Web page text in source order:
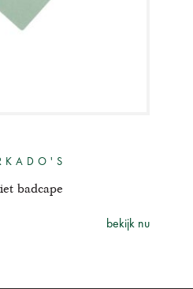
badcape
bekijk nu